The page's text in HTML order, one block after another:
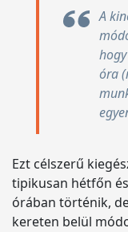
A
óra
Ezt célszerű
tipikusan hétfőn
órában történik,
kereten belül